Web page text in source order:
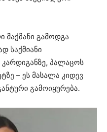
მაქმანი გამოდგა
საქმიანი
პალაცოს
– ეს მასალა კიდევ
გამოიყურება.